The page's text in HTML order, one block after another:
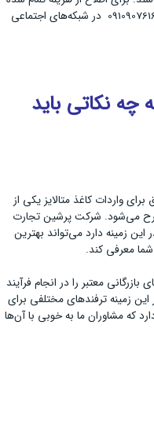
واردات کاغذ متالایز می‌توانید از طریق شماره 09109076163 در شبکه‌های اجتماعی
چه نکاتی باید
واردات کاغذ متالایز یکی از
می‌شود. شرکت پرشین تجارت
این زمینه دارد می‌تواند بهترین
شما معرفی کند.
معتبر را در انجام فرآیند
این زمینه ترفند‌های مختلفی برای
که مشاوران ما به خوبی با آن‌ها